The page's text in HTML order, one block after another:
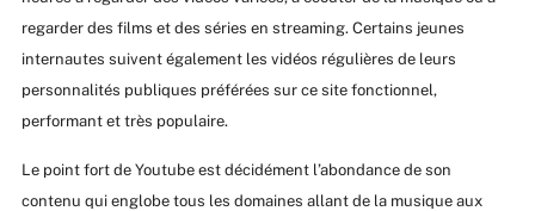
regarder des films et des séries en streaming. Certains jeunes
internautes suivent également les vidéos régulières de leurs
personnalités publiques préférées sur ce site fonctionnel,
performant et très populaire.
Le point fort de Youtube est décidément l’abondance de son
contenu qui englobe tous les domaines allant de la musique aux